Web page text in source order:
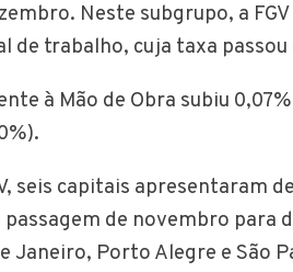
Neste subgrupo, a
de trabalho, cuja taxa
à Mão de Obra subiu
seis capitais apresentaram
passagem de novembro para
Janeiro, Porto Alegre e São